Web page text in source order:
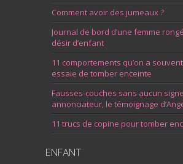
Comment avoir des jumeaux ?
Journal de bord d’une femme
désir d’enfant
11 comportements qu’on a
essaie de tomber enceinte
Fausses-couches sans aucun signe
annonciateur, le témoignage
11 trucs de copine pour tomber
ENFANT